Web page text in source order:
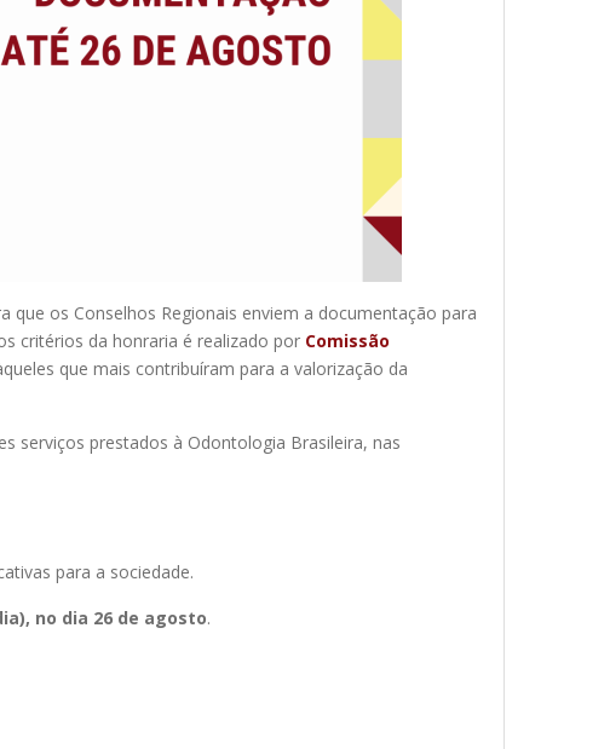
os Conselhos Regionais enviem a documentação para
critérios da honraria é realizado por Comissão
que mais contribuíram para a valorização da
serviços prestados à Odontologia Brasileira, nas
para a sociedade.
no dia 26 de agosto.